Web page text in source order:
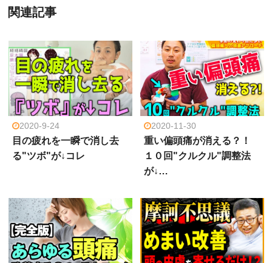
関連記事
2020-9-24
目の疲れを一瞬で消し去
る"ツボ"が↓コレ
2020-11-30
重い偏頭痛が消える？！
１０回"クルクル"調整法
が↓…